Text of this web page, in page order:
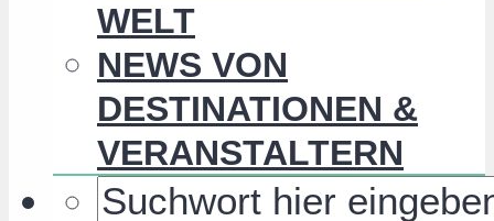
WELT
NEWS VON
DESTINATIONEN &
VERANSTALTERN